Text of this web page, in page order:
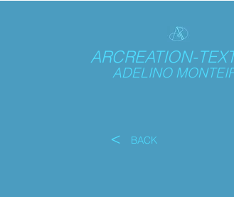
ARCREATION-
ADELINO
< BACK